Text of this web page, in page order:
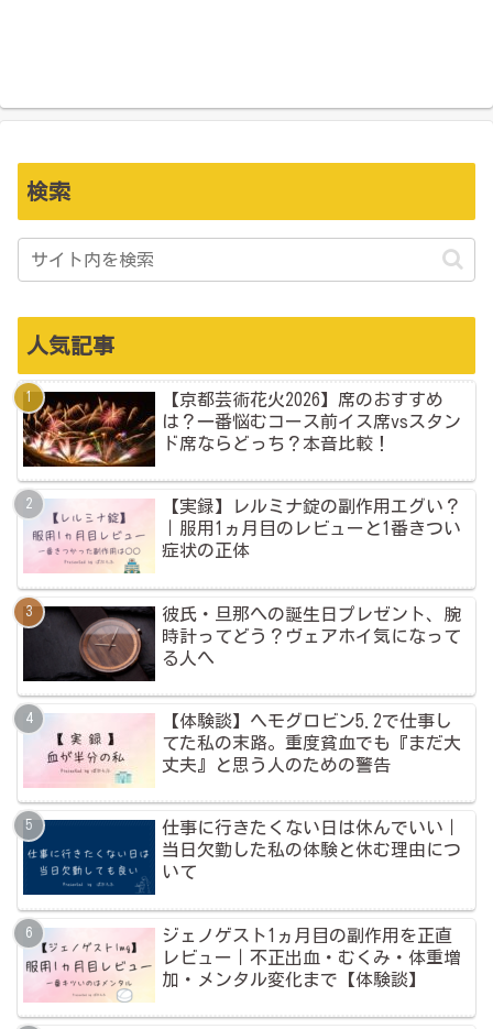
検索
人気記事
【京都芸術花火2026】席のおすすめ
は？一番悩むコース前イス席vsスタン
ド席ならどっち？本音比較！
【実録】レルミナ錠の副作用エグい？
｜服用1ヵ月目のレビューと1番きつい
症状の正体
彼氏・旦那への誕生日プレゼント、腕
時計ってどう？ヴェアホイ気になって
る人へ
【体験談】ヘモグロビン5.2で仕事し
てた私の末路。重度貧血でも『まだ大
丈夫』と思う人のための警告
仕事に行きたくない日は休んでいい｜
当日欠勤した私の体験と休む理由につ
いて
ジェノゲスト1ヵ月目の副作用を正直
レビュー｜不正出血・むくみ・体重増
加・メンタル変化まで【体験談】